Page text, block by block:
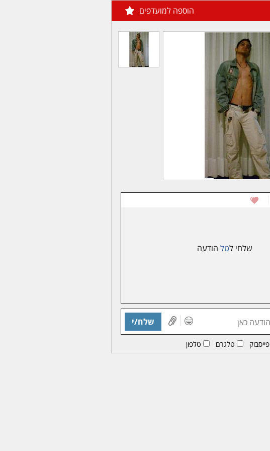
הוספה למועדפים
שלחי לטל הודעה
שלח/י
פייסבוק טלגרם טלפון